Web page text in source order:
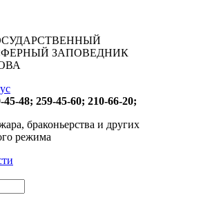
ЗАПОВЕДНИК
45-48; 259-45-60; 210-66-20;
браконьерства и других
режима